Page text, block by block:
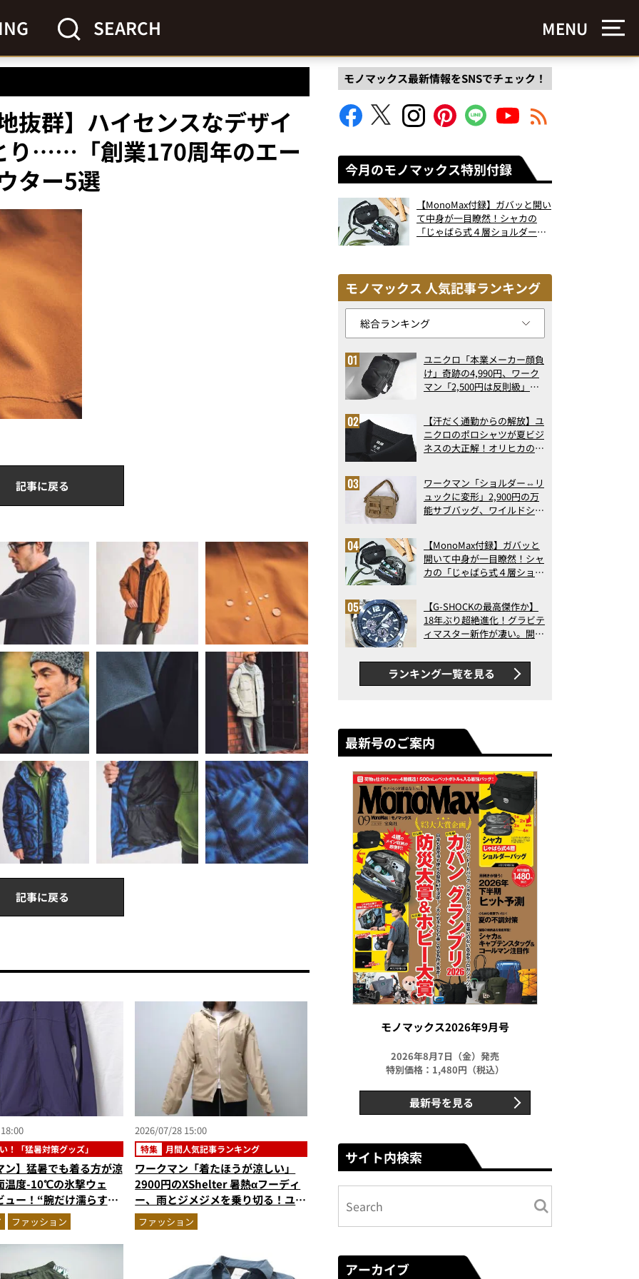
SEARCH MENU
抜群】ハイセンスなデザイ
り……「創業170周年のエー
ター5選
記事に戻る
記事に戻る
！「猛暑対策グッズ」
ン】猛暑でも着る方が涼
温度-10℃の氷撃ウェ
ュー！“腕だけ濡らすの
化冷却機能が凄い
ファッション
2026/07/28 15:00
特集 月間人気記事ランキング
ワークマン「着たほうが涼しい」
2900円のXShelter 暑熱αフーディ
ー、雨とジメジメを乗り切る！ユニ
クロの雨対策UVパーカ…ほか【ア
ウターの人気記事ランキングベスト
ファッション
モノマックス最新情報をSNSでチェック！
今月のモノマックス特別付録
【MonoMax付録】ガバッと開い
て中身が一目瞭然！シャカの
「じゃばら式４層ショルダーバ
モノマックス 人気記事ランキング
ユニクロ「本業メーカー顔負
け」奇跡の4,990円、ワーク
マン「2,500円は反則級」凄
ト3】（2026年6月版）
【汗だく通勤からの解放】ユ
ニクロのポロシャツが夏ビジ
ネスの大正解！オリヒカの透
アの実力
ワークマン「ショルダー⇔リ
ュックに変形」2,900円の万
能サブバッグ、ワイルドシン
記事ランキングベスト3】
（2026年6月版）
【MonoMax付録】ガバッと
開いて中身が一目瞭然！シャ
カの「じゃばら式４層ショル
った！
【G-SHOCKの最高傑作か】
18年ぶり超絶進化！グラビテ
ィマスター新作が凄い。開発
新ムーブメントの衝撃
ランキング一覧を見る
最新号のご案内
モノマックス2026年9月号
2026年8月7日（金）発売
特別価格：1,480円（税込）
最新号を見る
サイト内検索
アーカイブ